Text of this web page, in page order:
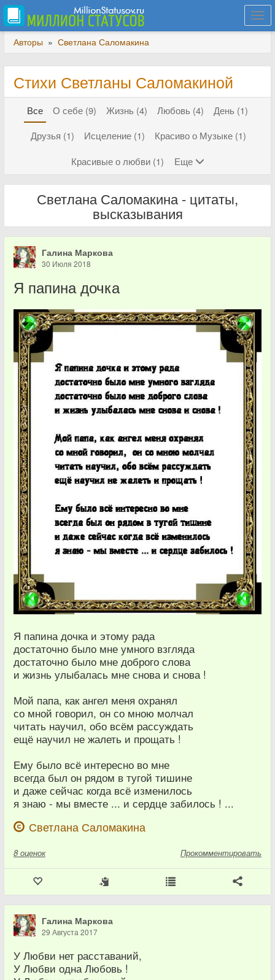
Авторы » Светлана Саломакина
Стихи Светланы Саломакиной
Все О себе (9) Жизнь (4) Любовь (4)
День (1)
Друзья (1)
Исцеление (1)
Красиво о Музыке (1)
Красивые о любви (1)
Еще
Светлана Саломакина - цитаты,
высказывания
Галина Маркова
30 Июля 2018
Я папина дочка
Я папина дочка и этому рада
достаточно было мне умного взгляда
достаточно было мне доброго слова
и жизнь улыбалась мне снова и снова !
Мой папа, как ангел меня охранял
со мной говорил, он со мною молчал
читать научил, обо всём рассуждать
ещё научил не жалеть и прощать !
Ему было всё интересно во мне
всегда был он рядом в тугой тишине
и даже сейчас когда всё изменилось
я знаю - мы вместе ... и сердце забилось ! ...
Светлана Саломакина
8 оценок Прокомментировать
Галина Маркова
29 Августа 2017
У Любви нет расставаний,
У Любви одна Любовь !